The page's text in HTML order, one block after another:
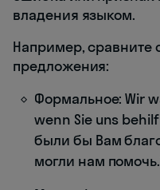
владения языком.
Например,
предложения:
Формальное: Wir
wenn Sie uns
были бы Вам
могли нам